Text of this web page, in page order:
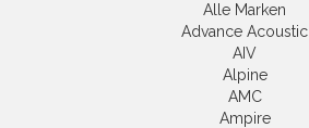
Alle Marken
Advance Acoustic
AIV
Alpine
AMC
Ampire